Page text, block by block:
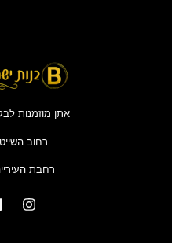
אתן מוזמנות
רחוב השייטים 20
רחבת